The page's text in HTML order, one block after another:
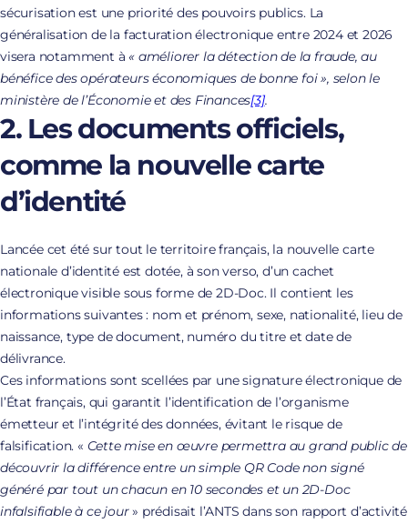
sécurisation est une priorité des pouvoirs publics. La
généralisation de la facturation électronique entre 2024 et 2026
visera notamment à« améliorer la détection de la fraude, au
bénéfice des opérateurs économiques de bonne foi », selon le
ministère de l’Économie et des Finances[3].
2. Les documents officiels,
comme la nouvelle carte
d’identité
Lancée cet été sur tout le territoire français, la nouvelle carte
nationale d’identité est dotée, à son verso, d’un cachet
électronique visible sous forme de 2D-Doc. Il contient les
informations suivantes : nom et prénom, sexe, nationalité, lieu de
naissance, type de document, numéro du titre et date de
délivrance.
Ces informations sont scellées par une signature électronique de
l’État français, qui garantit l’identification de l’organisme
émetteur et l’intégrité des données, évitant le risque de
falsification. « Cette mise en œuvre permettra au grand public de
découvrir la différence entre un simple QR Code non signé
généré par tout un chacun en 10 secondes et un 2D-Doc
infalsifiable à ce jour» prédisait l’ANTS dans son rapport d’activité